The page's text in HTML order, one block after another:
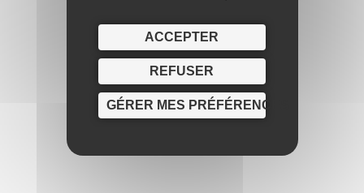
ACCEPTER
REFUSER
GÉRER MES PRÉFÉRENCES